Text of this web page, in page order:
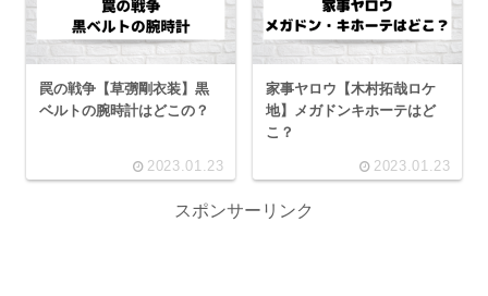
罠の戦争【草彅剛衣装】黒
ベルトの腕時計はどこの？
2023.01.23
家事ヤロウ【木村拓哉ロケ
地】メガドンキホーテはど
こ？
2023.01.23
スポンサーリンク